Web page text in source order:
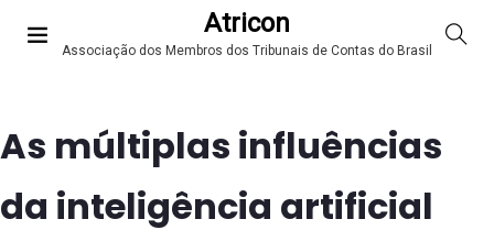
Atricon
Associação dos Membros dos Tribunais de Contas do Brasil
As múltiplas influências
da inteligência artificial